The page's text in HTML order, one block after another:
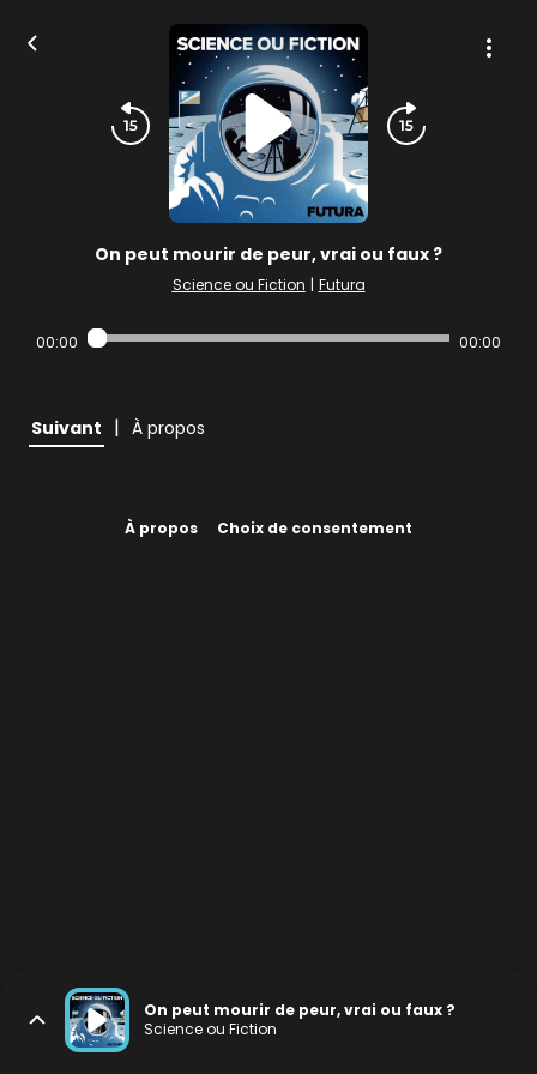
On peut mourir de peur, vrai ou faux ?
Science ou Fiction | Futura
00:00 00:00
Suivant | À propos
À propos Choix de consentement
On peut mourir de peur, vrai ou faux ?
Science ou Fiction